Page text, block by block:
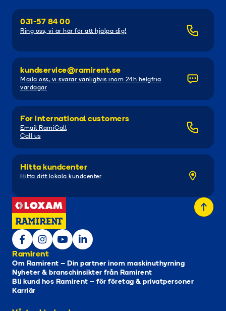
031-57 84 00
Ring oss, vi är här för att hjälpa dig!
kundservice@ramirent.se
Maila oss, vi svarar vanligtvis inom 24h helgfria
vardagar
For international customers
Email RamiCall
Call us
Hitta kundcenter
Hitta ditt lokala kundcenter
Ramirent
Om Ramirent – Din partner inom maskinuthyrning
Nyheter & branschinsikter från Ramirent
Bli kund hos Ramirent – för företag & privatpersoner
Karriär